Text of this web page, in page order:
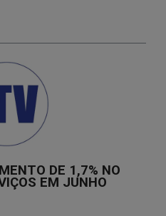
DE 1,7% NO
EM JUNHO